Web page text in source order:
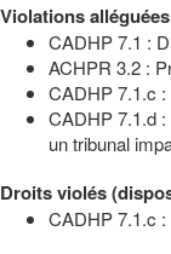
Violations
CADHP 7.1 :
ACHPR 3.2 :
CADHP 7.1.c
CADHP 7.1.d
un tribunal
Droits violés
CADHP 7.1.c